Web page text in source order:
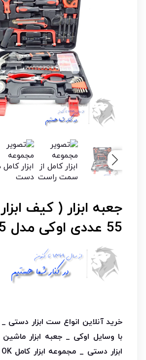
جعبه ابزار ( کیف
55 عددی اوکی مدل OK-kit55
خرید آنلاین انواع ست ابزار دستی _
با وسایل اوکی _ جعبه ابزار
ابزار دستی _ مجموعه ابزار کامل OK